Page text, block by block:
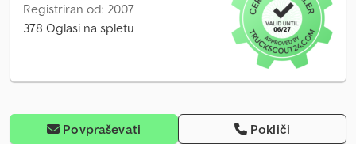
Registriran od: 2007
378 Oglasi na spletu
Povpraševati Pokliči